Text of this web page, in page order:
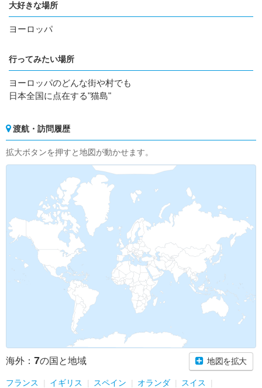
大好きな場所
ヨーロッパ
行ってみたい場所
ヨーロッパのどんな街や村でも
日本全国に点在する"猫島"
渡航・訪問履歴
拡大ボタンを押すと地図が動かせます。
海外： 7の国と地域 地図を拡大
フランス イギリス スペイン オランダ
スイス